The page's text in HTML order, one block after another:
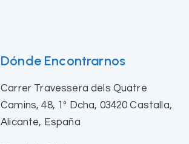
Dónde Encontrarnos
Carrer Travessera dels Quatre
Camins, 48, 1º Dcha, 03420 Castalla,
Alicante, España